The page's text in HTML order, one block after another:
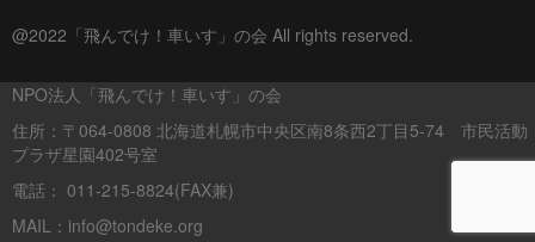
@2022「飛んでけ！車いす」の会 All rights reserved.
NPO法人「飛んでけ！車いす」の会
住所：〒064-0808 北海道札幌市中央区南8条西2丁目5-74 市民活動
プラザ星園402号室
電話： 011-215-8824(FAX兼)
MAIL：info@tondeke.org